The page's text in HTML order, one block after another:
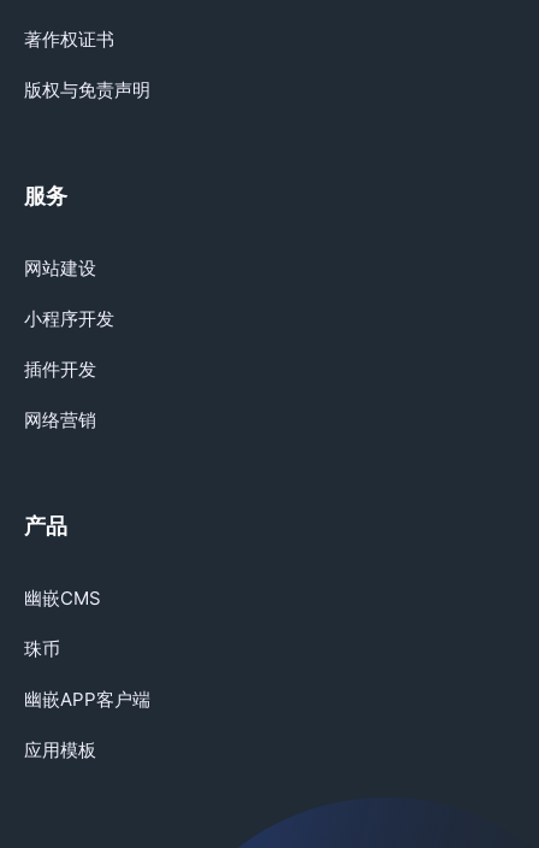
著作权证书
版权与免责声明
服务
网站建设
小程序开发
插件开发
网络营销
产品
幽嵌CMS
珠币
幽嵌APP客户端
应用模板